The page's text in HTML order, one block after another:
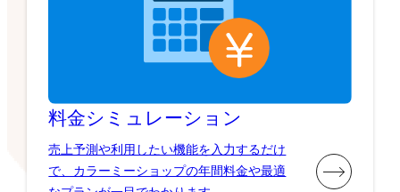
料金シミュレーション
売上予測や利用したい機能を入力するだけ
で、カラーミーショップの年間料金や最適